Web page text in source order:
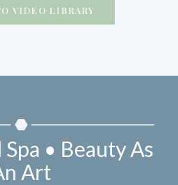
VIDEO LIBRARY
• Beauty As
Art